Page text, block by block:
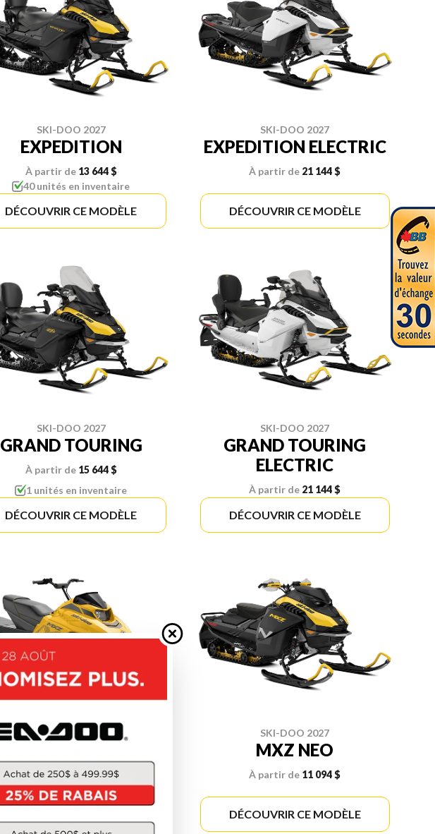
SKI-DOO 2027
EXPEDITION
À partir de 13 644 $
40 unités en inventaire
DÉCOUVRIR CE MODÈLE
SKI-DOO 2027
EXPEDITION ELECTRIC
À partir de 21 144 $
DÉCOUVRIR CE MODÈLE
SKI-DOO 2027
GRAND TOURING
À partir de 15 644 $
1 unités en inventaire
DÉCOUVRIR CE MODÈLE
SKI-DOO 2027
GRAND TOURING
ELECTRIC
À partir de 21 144 $
DÉCOUVRIR CE MODÈLE
SKI-DOO 2027
À partir de 7 624 $
1 unités en inventaire
SKI-DOO 2027
MXZ NEO
À partir de 11 094 $
DÉCOUVRIR CE MODÈLE